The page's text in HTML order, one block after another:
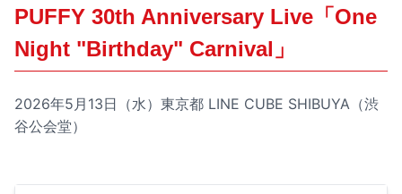
PUFFY 30th Anniversary Live「One
Night "Birthday" Carnival」
2026年5月13日（水）東京都 LINE CUBE SHIBUYA（渋
谷公会堂）